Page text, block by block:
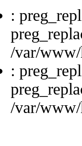
:
/var/
:
/var/